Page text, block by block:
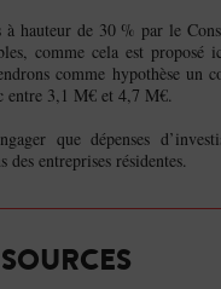
à hauteur de 30 % par le
comme cela est
comme hypothèse un
entre 3,1 M€ et 4,7 M€.
que dépenses
entreprises résidentes.
SOURCES